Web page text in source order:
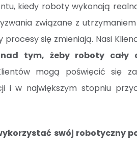
kiedy roboty wykonają
związane z
się zmieniają. Nasi
tym, żeby roboty cały
mogą poświęcić się
i w największym stopniu
swój robotyczny